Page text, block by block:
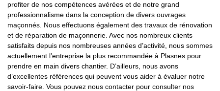
profiter de nos compétences avérées et de notre grand
professionnalisme dans la conception de divers ouvrages
maçonnés. Nous effectuons également des travaux de rénovation
et de réparation de maçonnerie. Avec nos nombreux clients
satisfaits depuis nos nombreuses années d’activité, nous sommes
actuellement l’entreprise la plus recommandée à Plasnes pour
prendre en main divers chantier. D’ailleurs, nous avons
d’excellentes références qui peuvent vous aider à évaluer notre
savoir-faire. Vous pouvez nous contacter pour consulter nos